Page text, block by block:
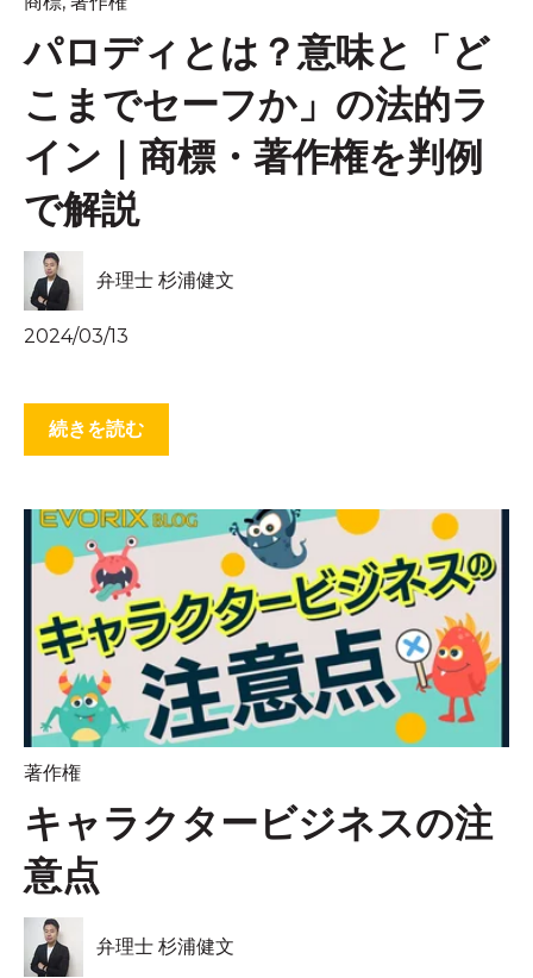
パロディとは？意味と「ど
こまでセーフか」の法的ラ
イン｜商標・著作権を判例
で解説
弁理士 杉浦健文
2024/03/13
続きを読む
著作権
キャラクタービジネスの注
意点
弁理士 杉浦健文